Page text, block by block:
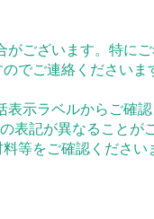
がございます。特に
でご連絡くださいま
示ラベルからご確認
表記が異なることが
等をご確認ください